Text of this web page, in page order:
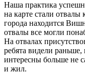
Наша практика
на карте стали отвалы
города находится
отвалы все могли
На отвалах
ребята видели
интересны больше не
и жил.